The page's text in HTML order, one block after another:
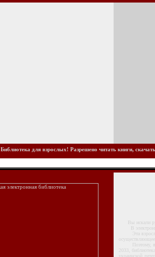
Библиотека для взрослых! Разрешено читать книги,
Вы искали
В
Эта взрослая
Поэтому, в
2033,
украинской